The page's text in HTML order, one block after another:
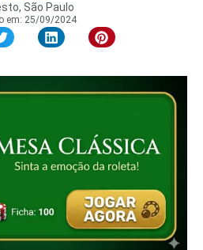
São Paulo
em: 25/09/2024